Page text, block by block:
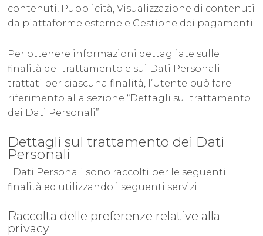
contenuti, Pubblicità, Visualizzazione di contenuti
da piattaforme esterne e Gestione dei pagamenti.
Per ottenere informazioni dettagliate sulle
finalità del trattamento e sui Dati Personali
trattati per ciascuna finalità, l’Utente può fare
riferimento alla sezione “Dettagli sul trattamento
dei Dati Personali”.
Dettagli sul trattamento dei Dati
Personali
I Dati Personali sono raccolti per le seguenti
finalità ed utilizzando i seguenti servizi:
Raccolta delle preferenze relative alla
privacy